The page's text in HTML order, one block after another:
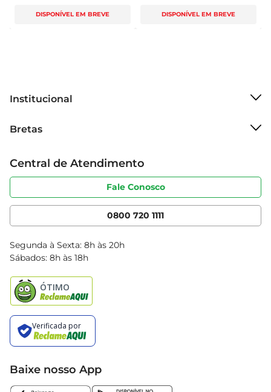
DISPONÍVEL EM BREVE DISPONÍVEL EM BREVE
Institucional
Grupo Cencosud
Sobre privacidade
Portal do fornecedor
Cencosud Media
Bretas
Produtos Bretas
Código de ética
Serviços
Clube Bretas
Blog Bretas
Black Friday
Central de Atendimento
Fale Conosco
0800 720 1111
Segunda à Sexta: 8h às 20h
Sábados: 8h às 18h
Baixe nosso App